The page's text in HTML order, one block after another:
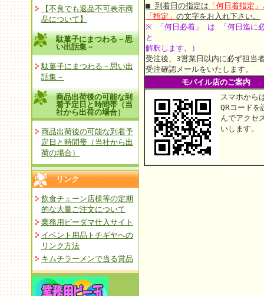
【不良でも返品不可表示商
品について】
駄菓子にまつわる－思
い出話集－
駄菓子にまつわる－思い出
話集－
商品出荷後の可能な到
着予定日と時間帯（当
社から出荷の場合）
商品出荷後の可能な到着予
定日と時間帯（当社から出
荷の場合）
リンク
飲食チェーン店様等の定期
的な大量ご注文について
業務用ビーダマ仕入サイト
イベント用品トチギヤへの
リンク方法
キムチラーメンで当る賞品
■ 到着日の指定は 「何日着指定」
「指定」 の文字をお入れ下さい。
※ 「何日必着」 は 「何日迄に
と
解釈します。）
受注後、3営業日以内に必ず担当
受注確認メールをいたします。
モバイル店のご案内
スマホから
QRコードを
んでアクセ
いします。